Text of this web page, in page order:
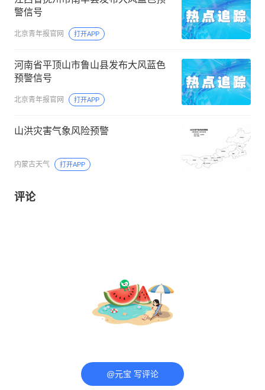
警信号
北京青年报官网 打开APP
河南省平顶山市鲁山县发布大风蓝色
预警信号
北京青年报官网 打开APP
山洪灾害气象风险预警
内蒙古天气 打开APP
评论
@元宝 写评论